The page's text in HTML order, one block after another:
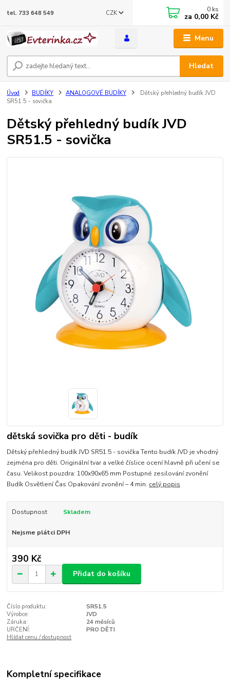
Menu
CZK
Hledat
tel. 733 648 549 0 ks
za 0,00 Kč
Úvod BUDÍKY ANALOGOVÉ BUDÍKY
Dětský přehledný budík JVD
SR51.5 - sovička
Dětský přehledný budík JVD
SR51.5 - sovička
dětská sovička pro děti - budík
Dětský přehledný budík JVD SR51.5 - sovička Tento budík JVD je vhodný
zejména pro děti. Originální tvar a velké číslice ocení hlavně při učení se
času. Velikost pouzdra: 100x90x65 mm Postupné zesilování zvonění
Budík Osvětlení Čas Opakování zvonění – 4 min. celý popis
Dostupnost Skladem
Nejsme plátci DPH
390 Kč
Přidat do košíku
Číslo produktu:
SR51.5
Výrobce:
JVD
Záruka:
24 měsíců
URČENÍ:
PRO DĚTI
Hlídat cenu / dostupnost
Kompletní specifikace